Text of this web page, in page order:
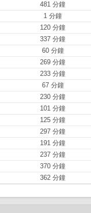
481 分鐘
1 分鐘
120 分鐘
337 分鐘
60 分鐘
269 分鐘
233 分鐘
67 分鐘
230 分鐘
101 分鐘
125 分鐘
297 分鐘
191 分鐘
237 分鐘
370 分鐘
362 分鐘